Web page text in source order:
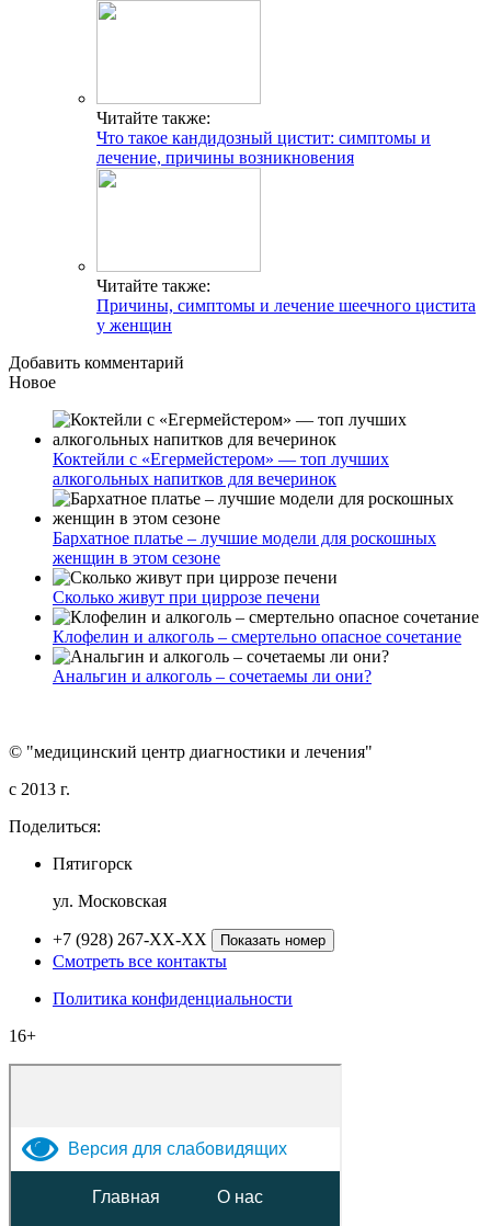
Читайте также:
Что такое кандидозный цистит: симптомы и
лечение, причины возникновения
Читайте также:
Причины, симптомы и лечение шеечного цистита
у женщин
Добавить комментарий
Новое
Коктейли с «Егермейстером» — топ лучших
алкогольных напитков для вечеринок
Бархатное платье – лучшие модели для роскошных
женщин в этом сезоне
Сколько живут при циррозе печени
Клофелин и алкоголь – смертельно опасное сочетание
Анальгин и алкоголь – сочетаемы ли они?
© "медицинский центр диагностики и лечения"
c 2013 г.
Поделиться:
Пятигорск
ул. Московская
+7 (928) 267-XX-XX Показать номер
Смотреть все контакты
Политика конфиденциальности
16+